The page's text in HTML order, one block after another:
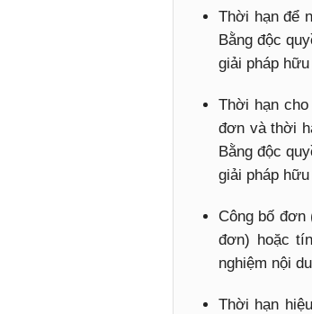
Thời hạn để
Bằng độc
giải pháp
Thời hạn
đơn và thời
Bằng độc
giải pháp
Công bố đơn
đơn) hoặc
nghiệm nội
Thời hạn